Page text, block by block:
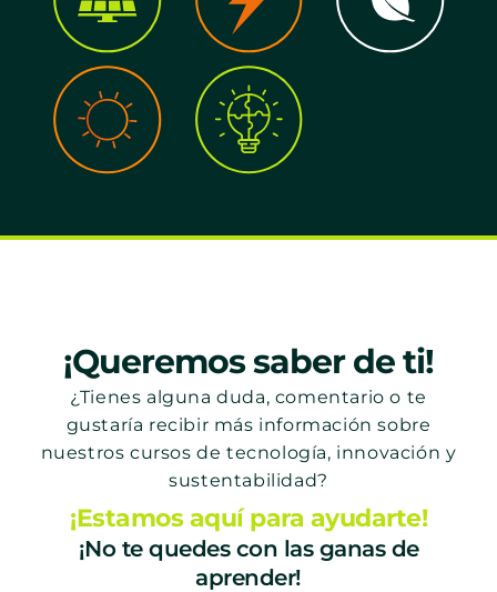
¡Queremos saber de ti!
¿Tienes alguna duda, comentario o te
gustaría recibir más información sobre
nuestros cursos de tecnología, innovación y
sustentabilidad?
¡Estamos aquí para ayudarte!
¡No te quedes con las ganas de
aprender!